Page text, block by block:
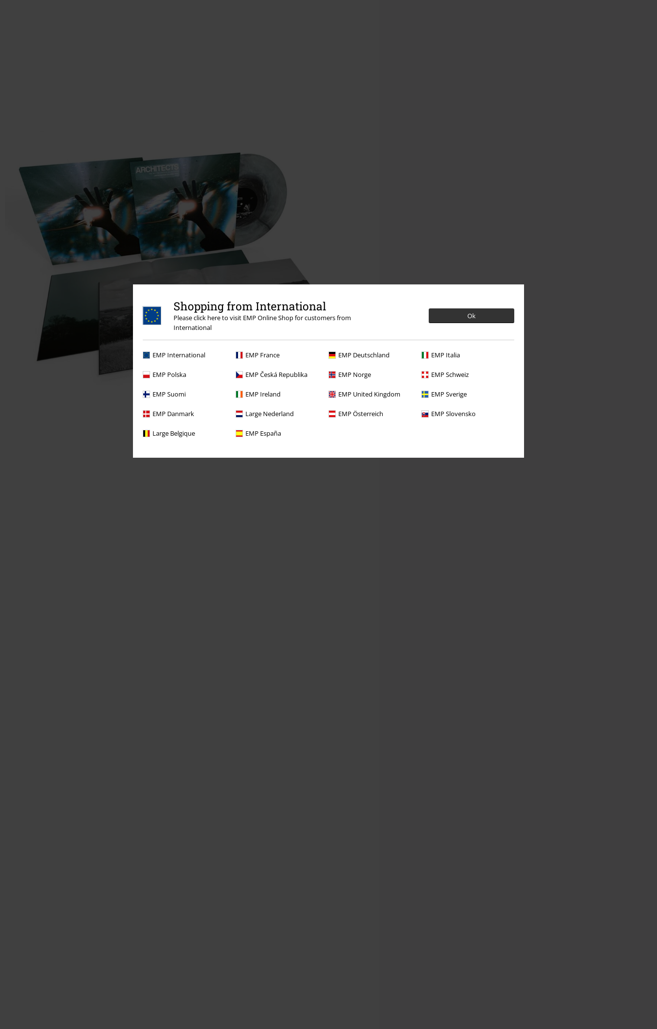
Shopping from International
Please click here to visit EMP Online Shop for customers from
International
Ok
EMP International EMP France EMP Deutschland EMP Italia
EMP Polska EMP Česká Republika EMP Norge EMP Schweiz
EMP Suomi EMP Ireland EMP United Kingdom EMP Sverige
EMP Danmark Large Nederland EMP Österreich EMP Slovensko
Large Belgique EMP España